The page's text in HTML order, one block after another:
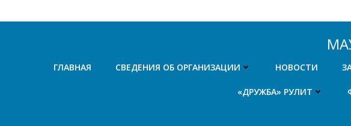
ГЛАВНАЯ СВЕДЕНИЯ ОБ ОРГАНИЗАЦИИ НОВОСТИ
«ДРУЖБА» РУЛИТ